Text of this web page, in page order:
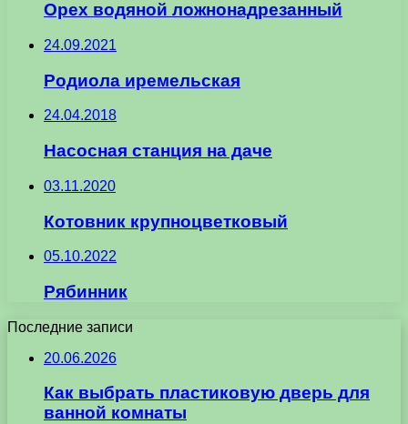
Орех водяной ложнонадрезанный
24.09.2021
Родиола иремельская
24.04.2018
Насосная станция на даче
03.11.2020
Котовник крупноцветковый
05.10.2022
Рябинник
Последние записи
20.06.2026
Как выбрать пластиковую дверь для
ванной комнаты